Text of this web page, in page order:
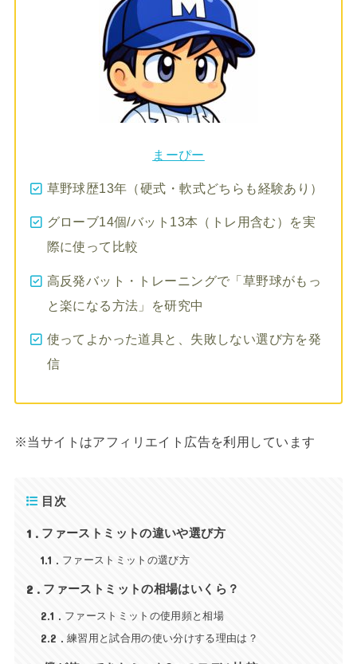
まーぴー
草野球歴13年（硬式・軟式どちらも経験あり）
グローブ14個/バット13本（トレ用含む）を実
際に使って比較
高反発バット・トレーニングで「草野球がもっ
と楽になる方法」を研究中
使ってよかった道具と、失敗しない選び方を発
信
※当サイトはアフィリエイト広告を利用しています
目次
1 ファーストミットの違いや選び方
1.1 ファーストミットの選び方
2 ファーストミットの相場はいくら？
2.1 ファーストミットの使用頻と相場
2.2 練習用と試合用の使い分けする理由は？